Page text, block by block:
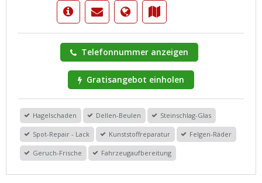
Telefonnummer anzeigen
Gratisangebot einholen
Hagelschaden Dellen-Beulen Steinschlag-Glas
Spot-Repair - Lack Kunststoffreparatur Felgen-Räder
Geruch-Frische Fahrzeugaufbereitung